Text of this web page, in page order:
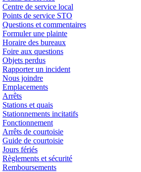
Centre de service local
Points de service STO
Questions et commentaires
Formuler une plainte
Horaire des bureaux
Foire aux questions
Objets perdus
Rapporter un incident
Nous joindre
Emplacements
Arrêts
Stations et quais
Stationnements incitatifs​
Fonctionnement
Arrêts de courtoisie​
Guide de courtoisie
Jours fériés
Règlements et sécurité
Remboursements